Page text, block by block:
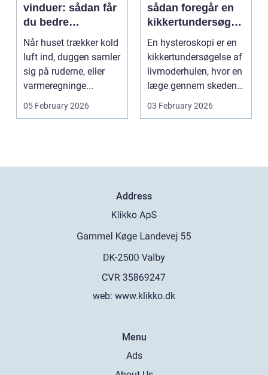
vinduer: sådan får
du bedre
indeklima og
lavere
varmeregning
Når huset trækker kold
luft ind, duggen samler
sig på ruderne, eller
varmeregninge...
05 February 2026
sådan foregår en
kikkertundersøgel
se af livmoderen
En hysteroskopi er en
kikkertundersøgelse af
livmoderhulen, hvor en
læge gennem skeden
og livmoderha...
03 February 2026
Address
web: www.klikko.dk
Menu
Ads